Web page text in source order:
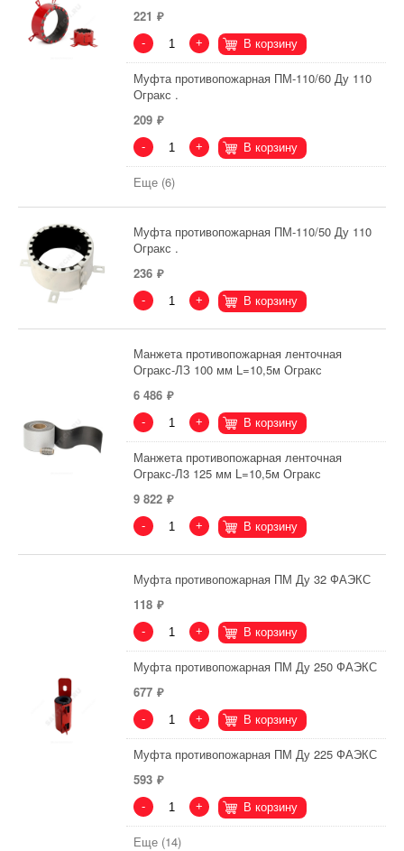
221
- + В корзину
Муфта противопожарная ПМ-110/60 Ду 110
Огракс .
209
- + В корзину
Еще (6)
Муфта противопожарная ПМ-110/50 Ду 110
Огракс .
236
- + В корзину
Манжета противопожарная ленточная
Огракс-ЛЗ 100 мм L=10,5м Огракс
6 486
- + В корзину
Манжета противопожарная ленточная
Огракс-Л3 125 мм L=10,5м Огракс
9 822
- + В корзину
Муфта противопожарная ПМ Ду 32 ФАЭКС
118
- + В корзину
Муфта противопожарная ПМ Ду 250 ФАЭКС
677
- + В корзину
Муфта противопожарная ПМ Ду 225 ФАЭКС
593
- + В корзину
Еще (14)